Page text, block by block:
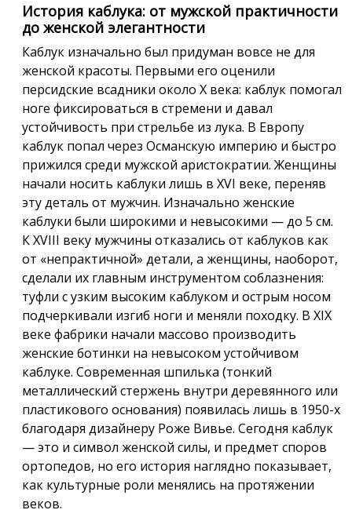
История каблука: от мужской практичности
до женской элегантности
Каблук изначально был придуман вовсе не для
женской красоты. Первыми его оценили
персидские всадники около X века: каблук помогал
ноге фиксироваться в стремени и давал
устойчивость при стрельбе из лука. В Европу
каблук попал через Османскую империю и быстро
прижился среди мужской аристократии. Женщины
начали носить каблуки лишь в XVI веке, переняв
эту деталь от мужчин. Изначально женские
каблуки были широкими и невысокими — до 5 см.
К XVIII веку мужчины отказались от каблуков как
от «непрактичной» детали, а женщины, наоборот,
сделали их главным инструментом соблазнения:
туфли с узким высоким каблуком и острым носом
подчеркивали изгиб ноги и меняли походку. В XIX
веке фабрики начали массово производить
женские ботинки на невысоком устойчивом
каблуке. Современная шпилька (тонкий
металлический стержень внутри деревянного или
пластикового основания) появилась лишь в 1950-х
благодаря дизайнеру Роже Вивье. Сегодня каблук
— это и символ женской силы, и предмет споров
ортопедов, но его история наглядно показывает,
как культурные роли менялись на протяжении
веков.